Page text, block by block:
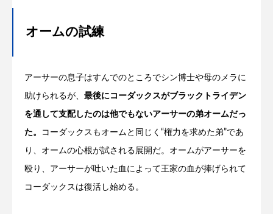
オームの試練
アーサーの息子はすんでのところでシン博士や母のメラに
助けられるが、 最後にコーダックスがブラックトライデン
を通して支配したのは他でもないアーサーの弟オームだっ
た。 コーダックスもオームと同じく“権力を求めた弟”であ
り、オームの心根が試される展開だ。オームがアーサーを
殴り、アーサーが吐いた血によって王家の血が捧げられて
コーダックスは復活し始める。